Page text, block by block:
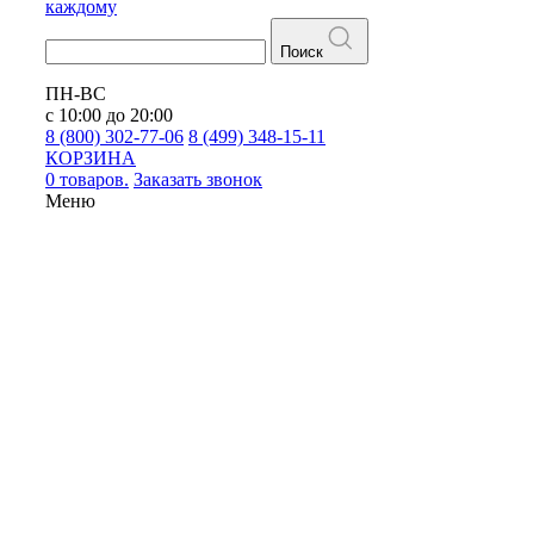
каждому
Поиск
ПН-ВС
с 10:00 до 20:00
8 (800) 302-77-06 8 (499) 348-15-11
КОРЗИНА
0 товаров. Заказать звонок
Меню